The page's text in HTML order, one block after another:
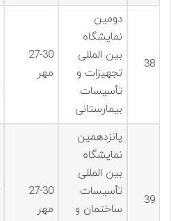
38
دومین
نمایشگاه
بین المللی
تجهیزات و
تأسیسات
بیمارستانی
27-30
مهر
39
پانزدهمين
نمایشگاه
بین المللی
تأسیسات
ساختمان و
27-30
مهر